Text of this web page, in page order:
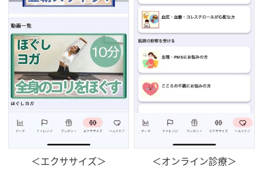
＜エクササイズ＞ ＜オンライン診療＞